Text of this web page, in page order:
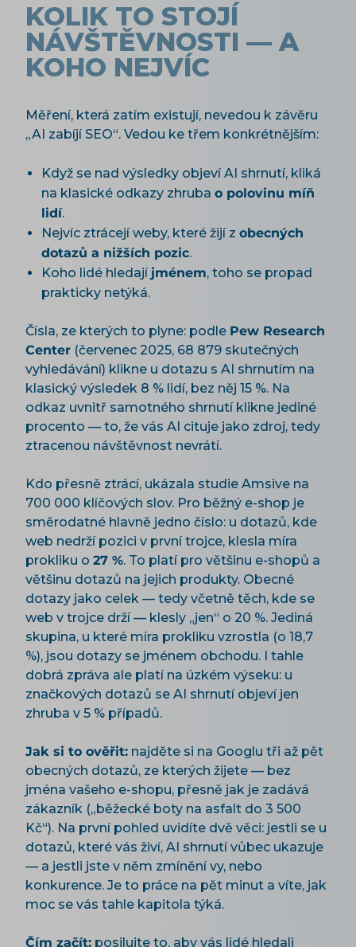
KOLIK TO STOJÍ
NÁVŠTĚVNOSTI — A
KOHO NEJVÍC
Měření, která zatím existují, nevedou k závěru
„AI zabíjí SEO“. Vedou ke třem konkrétnějším:
Když se nad výsledky objeví AI shrnutí, kliká
na klasické odkazy zhruba o polovinu míň
lidí.
Nejvíc ztrácejí weby, které žijí z obecných
dotazů a nižších pozic.
Koho lidé hledají jménem, toho se propad
prakticky netýká.
Čísla, ze kterých to plyne: podle Pew Research
Center (červenec 2025, 68 879 skutečných
vyhledávání) klikne u dotazu s AI shrnutím na
klasický výsledek 8 % lidí, bez něj 15 %. Na
odkaz uvnitř samotného shrnutí klikne jediné
procento — to, že vás AI cituje jako zdroj, tedy
ztracenou návštěvnost nevrátí.
Kdo přesně ztrácí, ukázala studie Amsive na
700 000 klíčových slov. Pro běžný e-shop je
směrodatné hlavně jedno číslo: u dotazů, kde
web nedrží pozici v první trojce, klesla míra
prokliku o 27 %. To platí pro většinu e-shopů a
většinu dotazů na jejich produkty. Obecné
dotazy jako celek — tedy včetně těch, kde se
web v trojce drží — klesly „jen“ o 20 %. Jediná
skupina, u které míra prokliku vzrostla (o 18,7
%), jsou dotazy se jménem obchodu. I tahle
dobrá zpráva ale platí na úzkém výseku: u
značkových dotazů se AI shrnutí objeví jen
zhruba v 5 % případů.
Jak si to ověřit: najděte si na Googlu tři až pět
obecných dotazů, ze kterých žijete — bez
jména vašeho e-shopu, přesně jak je zadává
zákazník („běžecké boty na asfalt do 3 500
Kč“). Na první pohled uvidíte dvě věci: jestli se u
dotazů, které vás živí, AI shrnutí vůbec ukazuje
— a jestli jste v něm zmínění vy, nebo
konkurence. Je to práce na pět minut a víte, jak
moc se vás tahle kapitola týká.
Čím začít: posilujte to, aby vás lidé hledali